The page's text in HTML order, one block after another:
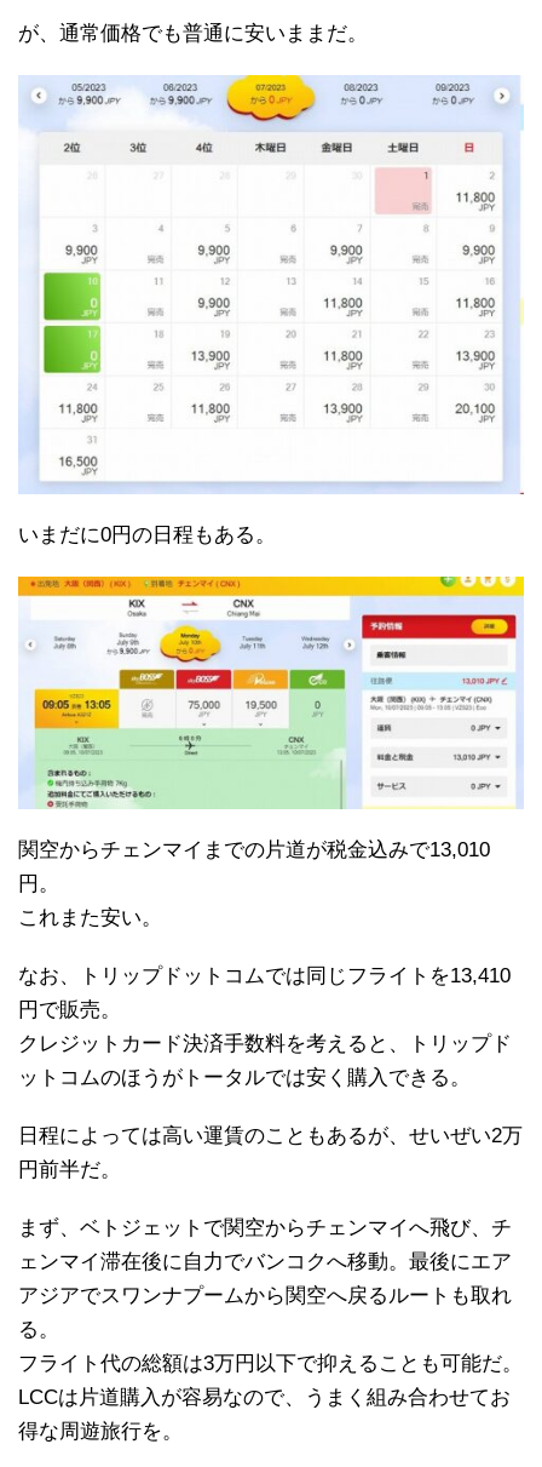
が、通常価格でも普通に安いままだ。
いまだに0円の日程もある。
関空からチェンマイまでの片道が税金込みで13,010
円。
これまた安い。
なお、トリップドットコムでは同じフライトを13,410
円で販売。
クレジットカード決済手数料を考えると、トリップド
ットコムのほうがトータルでは安く購入できる。
日程によっては高い運賃のこともあるが、せいぜい2万
円前半だ。
まず、ベトジェットで関空からチェンマイへ飛び、チ
ェンマイ滞在後に自力でバンコクへ移動。最後にエア
アジアでスワンナプームから関空へ戻るルートも取れ
る。
フライト代の総額は3万円以下で抑えることも可能だ。
LCCは片道購入が容易なので、うまく組み合わせてお
得な周遊旅行を。